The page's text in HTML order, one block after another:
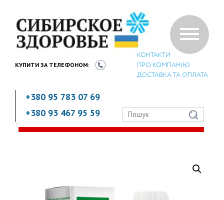
КУПИТИ ЗА ТЕЛЕФОНОМ:
+380 95 783 07 69
+380 93 467 95 59
КОНТАКТИ
ПРО КОМПАНІЮ
ДОСТАВКА ТА ОПЛАТА